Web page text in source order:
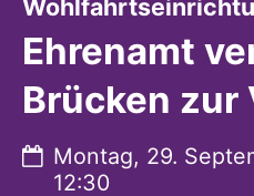
Ehrenamt
Brücken zur
Datum:
Montag, 29.
12:30